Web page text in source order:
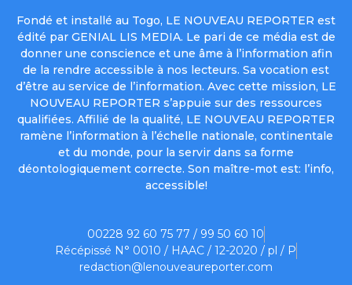
Fondé et installé au Togo, LE NOUVEAU REPORTER est
édité par GENIAL LIS MEDIA. Le pari de ce média est de
donner une conscience et une âme à l’information afin
de la rendre accessible à nos lecteurs. Sa vocation est
d’être au service de l’information. Avec cette mission, LE
NOUVEAU REPORTER s’appuie sur des ressources
qualifiées. Affilié de la qualité, LE NOUVEAU REPORTER
ramène l’information à l’échelle nationale, continentale
et du monde, pour la servir dans sa forme
déontologiquement correcte. Son maître-mot est: l’info,
accessible!
00228 92 60 75 77 / 99 50 60 10
Récépissé N° 0010 / HAAC / 12-2020 / pl / P
redaction@lenouveaureporter.com